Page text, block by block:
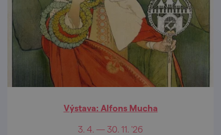
Výstava: Alfons Mucha
3. 4. — 30. 11. '26